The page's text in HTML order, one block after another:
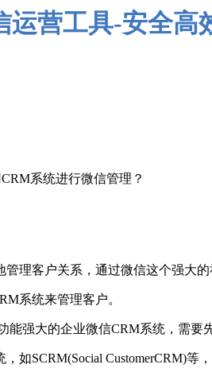
系统进行微信管理？
理客户关系，通过微信这个强大
系统来管理客户。
能强大的企业微信CRM系统，需要
如SCRM(Social CustomerCRM)